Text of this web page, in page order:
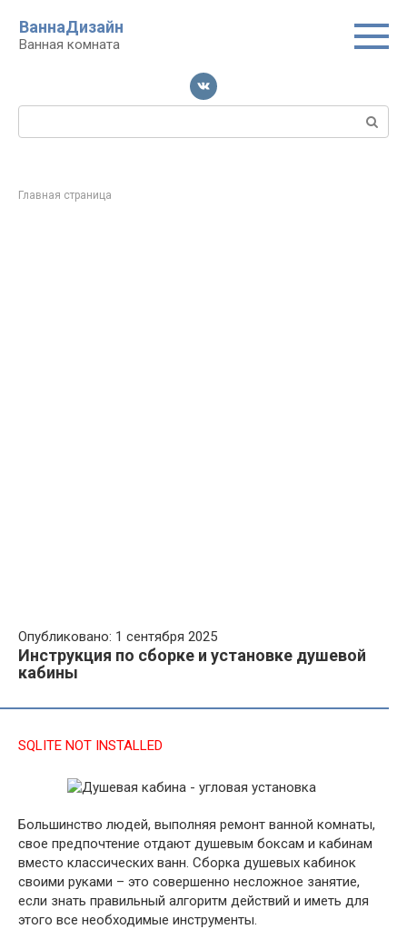
контенту
ВаннаДизайн
Ванная комната
Поиск:
Главная страница
Опубликовано: 1 сентября 2025
Инструкция по сборке и установке душевой
кабины
SQLITE NOT INSTALLED
Большинство людей, выполняя ремонт ванной комнаты,
свое предпочтение отдают душевым боксам и кабинам
вместо классических ванн. Сборка душевых кабинок
своими руками – это совершенно несложное занятие,
если знать правильный алгоритм действий и иметь для
этого все необходимые инструменты.